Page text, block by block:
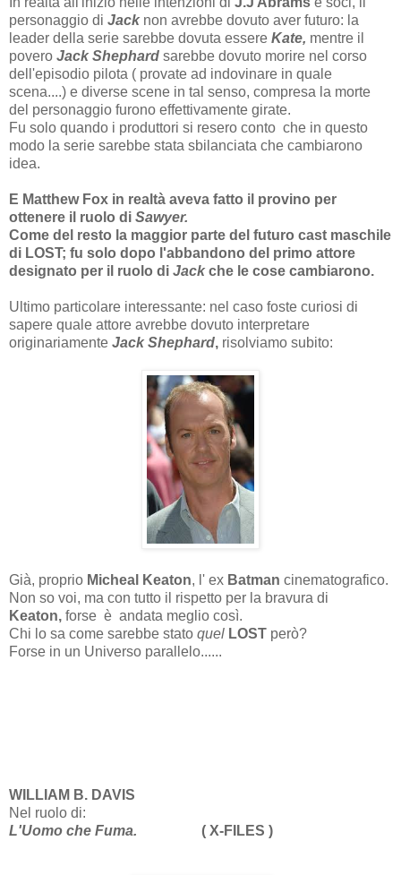
personaggio di Jack non avrebbe dovuto aver futuro: la
leader della serie sarebbe dovuta essere Kate, mentre il
povero Jack Shephard sarebbe dovuto morire nel corso
dell'episodio pilota ( provate ad indovinare in quale
scena....) e diverse scene in tal senso, compresa la morte
del personaggio furono effettivamente girate.
Fu solo quando i produttori si resero conto che in questo
modo la serie sarebbe stata sbilanciata che cambiarono
idea.
E Matthew Fox in realtà aveva fatto il provino per
ottenere il ruolo di Sawyer.
Come del resto la maggior parte del futuro cast maschile
di LOST; fu solo dopo l'abbandono del primo attore
designato per il ruolo di Jack che le cose cambiarono.
Ultimo particolare interessante: nel caso foste curiosi di
sapere quale attore avrebbe dovuto interpretare
originariamente Jack Shephard, risolviamo subito:
Già, proprio Micheal Keaton, l' ex Batman cinematografico.
Non so voi, ma con tutto il rispetto per la bravura di
Keaton, forse è andata meglio così.
Chi lo sa come sarebbe stato quel LOST però?
Forse in un Universo parallelo......
WILLIAM B. DAVIS
Nel ruolo di:
L'Uomo che Fuma. ( X-FILES )